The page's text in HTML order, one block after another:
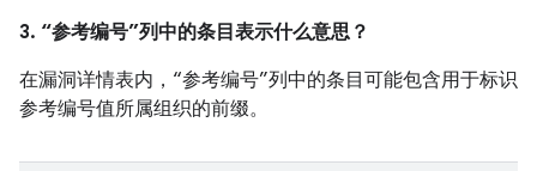
3. “参考编号”列中的条目表示什么意思？
在漏洞详情表内，“参考编号”列中的条目可能包含用于标识
参考编号值所属组织的前缀。